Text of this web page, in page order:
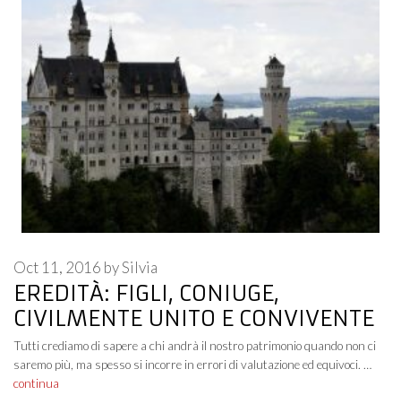
EREDITÀ: FIGLI, CONIUGE,
CIVILMENTE UNITO E CONVIVENTE
Oct 11, 2016 bySilvia
Tutti crediamo di sapere a chi andrà il nostro patrimonio quando non ci
saremo più, ma spesso si incorre in errori di valutazione ed equivoci. …
continua